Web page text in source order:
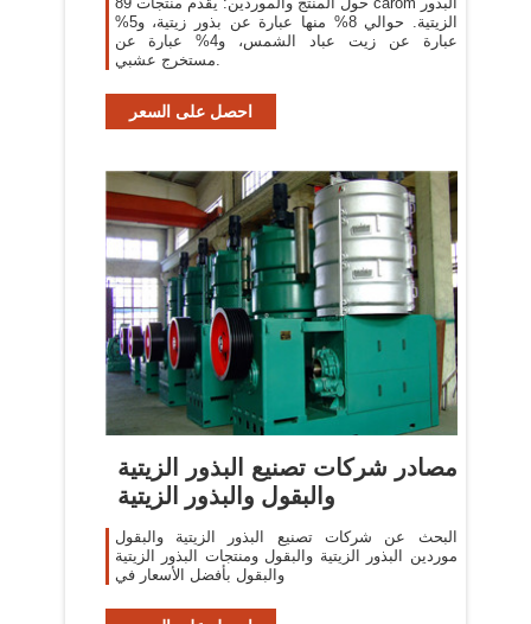
الزيتية. حوالي 8% منها عبارة عن بذور زيتية، و5%
عبارة عن زيت عباد الشمس، و4% عبارة عن
مستخرج عشبي.
احصل على السعر
مصادر شركات تصنيع البذور الزيتية
والبقول والبذور الزيتية
البحث عن شركات تصنيع البذور الزيتية والبقول
موردين البذور الزيتية والبقول ومنتجات البذور الزيتية
والبقول بأفضل الأسعار في